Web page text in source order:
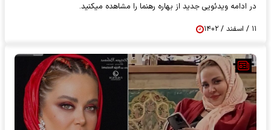
در ادامه ویدئویی جدید از بهاره رهنما را مشاهده میکنید.
۱۱ / اسفند / ۱۴۰۲